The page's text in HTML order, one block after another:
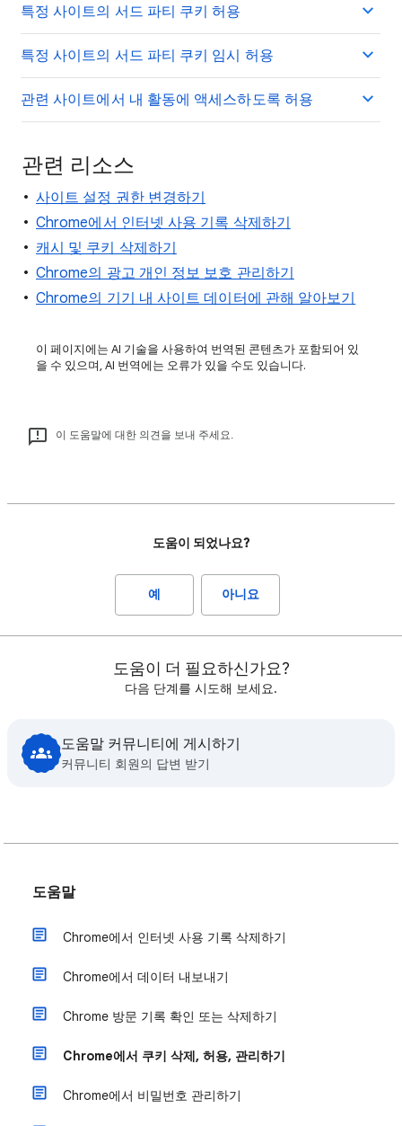
특정 사이트의 서드 파티 쿠키 허용
특정 사이트의 서드 파티 쿠키 임시 허용
관련 사이트에서 내 활동에 액세스하도록 허용
관련 리소스
사이트 설정 권한 변경하기
Chrome에서 인터넷 사용 기록 삭제하기
캐시 및 쿠키 삭제하기
Chrome의 광고 개인 정보 보호 관리하기
Chrome의 기기 내 사이트 데이터에 관해 알아보기
이 페이지에는 AI 기술을 사용하여 번역된 콘텐츠가 포함되어 있
을 수 있으며, AI 번역에는 오류가 있을 수도 있습니다.
이 도움말에 대한 의견을 보내 주세요.
도움이 되었나요?
예 아니요
도움이 더 필요하신가요?
다음 단계를 시도해 보세요.
도움말 커뮤니티에 게시하기
커뮤니티 회원의 답변 받기
도움말
Chrome에서 인터넷 사용 기록 삭제하기
Chrome에서 데이터 내보내기
Chrome 방문 기록 확인 또는 삭제하기
Chrome에서 쿠키 삭제, 허용, 관리하기
Chrome에서 비밀번호 관리하기